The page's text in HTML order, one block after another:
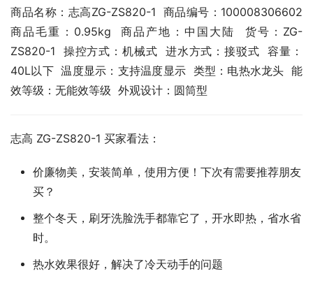
商品名称：志高ZG-ZS820-1  商品编号：100008306602
商品毛重：0.95kg  商品产地：中国大陆  货号：ZG-
ZS820-1  操控方式：机械式  进水方式：接驳式  容量：
40L以下  温度显示：支持温度显示  类型：电热水龙头  能
效等级：无能效等级  外观设计：圆筒型
志高 ZG-ZS820-1 买家看法：
价廉物美，安装简单，使用方便！下次有需要推荐朋友
买？
整个冬天，刷牙洗脸洗手都靠它了，开水即热，省水省
时。
热水效果很好，解决了冷天动手的问题